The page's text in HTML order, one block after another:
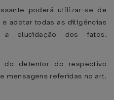
poderá utilizar-se de
adotar todas as diligências
elucidação dos fatos,
detentor do respectivo
mensagens referidas no art.